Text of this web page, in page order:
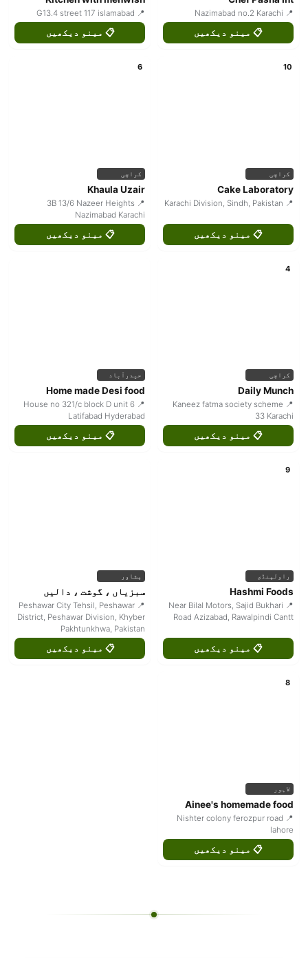
📍 Nazimabad no.2 Karachi
📋 مینو دیکھیں
📍 G13.4 street 117 islamabad
📋 مینو دیکھیں
10
کراچی
Cake Laboratory
📍 Karachi Division, Sindh, Pakistan
📋 مینو دیکھیں
6
کراچی
Khaula Uzair
📍 3B 13/6 Nazeer Heights
Nazimabad Karachi
📋 مینو دیکھیں
4
کراچی
Daily Munch
📍 Kaneez fatma society scheme
33 Karachi
📋 مینو دیکھیں
حیدرآباد
Home made Desi food
📍 House no 321/c block D unit 6
Latifabad Hyderabad
📋 مینو دیکھیں
9
راولپنڈی
Hashmi Foods
📍 Near Bilal Motors, Sajid Bukhari
Road Azizabad, Rawalpindi Cantt
📋 مینو دیکھیں
پشاور
سبزیاں ، گوشت ، دالیں
📍 Peshawar City Tehsil, Peshawar
District, Peshawar Division, Khyber
Pakhtunkhwa, Pakistan
📋 مینو دیکھیں
8
لاہور
Ainee's homemade food
📍 Nishter colony ferozpur road
lahore
📋 مینو دیکھیں